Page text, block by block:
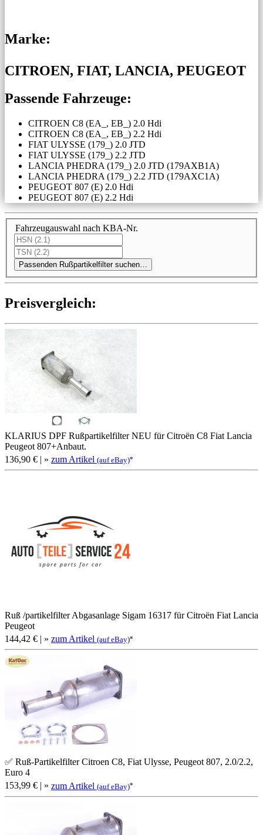
Marke:
CITROEN, FIAT, LANCIA, PEUGEOT
Passende Fahrzeuge:
CITROEN C8 (EA_, EB_) 2.0 Hdi
CITROEN C8 (EA_, EB_) 2.2 Hdi
FIAT ULYSSE (179_) 2.0 JTD
FIAT ULYSSE (179_) 2.2 JTD
LANCIA PHEDRA (179_) 2.0 JTD (179AXB1A)
LANCIA PHEDRA (179_) 2.2 JTD (179AXC1A)
PEUGEOT 807 (E) 2.0 Hdi
PEUGEOT 807 (E) 2.2 Hdi
Fahrzeugauswahl nach KBA-Nr.
Passenden Rußpartikelfilter suchen…
Preis­ver­gleich:
KLARIUS DPF Rußpartikelfilter NEU für Citroën C8 Fiat Lancia
Peugeot 807+Anbaut.
136,90 € | » zum Artikel (auf eBay)*
Ruß /partikelfilter Abgasanlage Sigam 16317 für Citroën Fiat Lancia
Peugeot
144,42 € | » zum Artikel (auf eBay)*
✅ Ruß-Partikelfilter Citroen C8, Fiat Ulysse, Peugeot 807, 2.0/2.2,
Euro 4
153,99 € | » zum Artikel (auf eBay)*